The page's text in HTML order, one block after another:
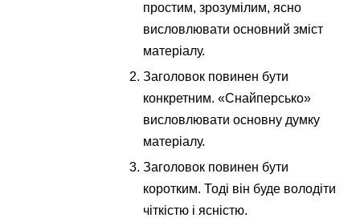
простим, зрозумілим, ясно
висловлювати основний зміст
матеріалу.
Заголовок повинен бути
конкретним. «Снайперсько»
висловлювати основну думку
матеріалу.
Заголовок повинен бути
коротким. Тоді він буде володіти
чіткістю і ясністю.